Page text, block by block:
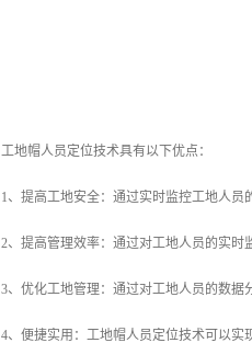
工地帽人员定位技术具有以下优点：
1、提高工地安全：通过实时监控工地人
2、提高管理效率：通过对工地人员的实时
3、优化工地管理：通过对工地人员的数据
4、便捷实用：工地帽人员定位技术可以实